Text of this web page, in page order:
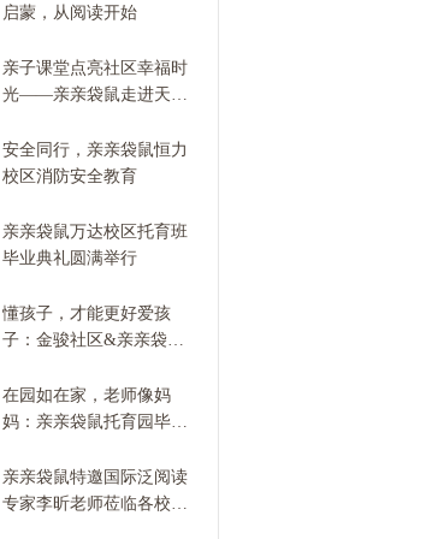
启蒙，从阅读开始
亲子课堂点亮社区幸福时
光——亲亲袋鼠走进天空
安全同行，亲亲袋鼠恒力
校区消防安全教育
亲亲袋鼠万达校区托育班
毕业典礼圆满举行
懂孩子，才能更好爱孩
子：金骏社区&亲亲袋鼠
在园如在家，老师像妈
妈：亲亲袋鼠托育园毕业
亲亲袋鼠特邀国际泛阅读
专家李昕老师莅临各校区